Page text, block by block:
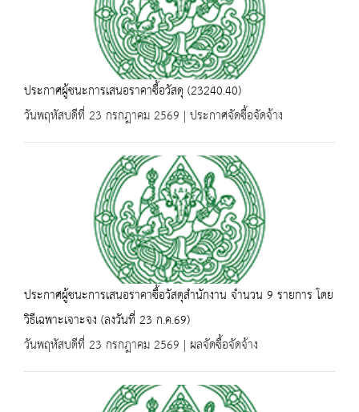
ประกาศผู้ชนะการเสนอราคาซื้อวัสดุ (23240.40)
วันพฤหัสบดีที่ 23 กรกฎาคม 2569 | ประกาศจัดซื้อจัดจ้าง
ประกาศผู้ชนะการเสนอราคาซื้อวัสดุสำนักงาน จำนวน 9 รายการ โดย
วิธีเฉพาะเจาะจง (ลงวันที่ 23 ก.ค.69)
วันพฤหัสบดีที่ 23 กรกฎาคม 2569 | ผลจัดซื้อจัดจ้าง